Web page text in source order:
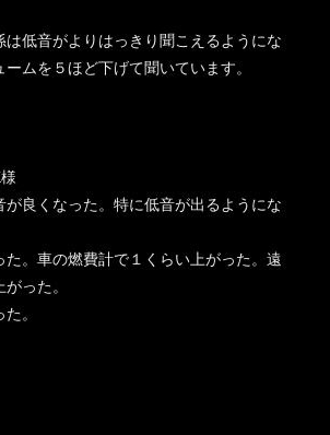
は低音がよりはっきり聞こえるようにな
ムを５ほど下げて聞いています。
が良くなった。特に低音が出るようにな
た。車の燃費計で１くらい上がった。遠
った。
。